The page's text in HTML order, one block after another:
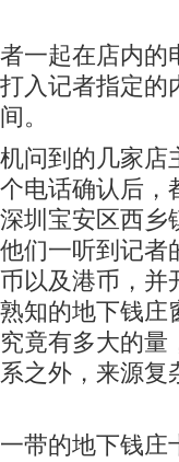
一起在店内的
入记者指定的
。
问到的几家店
电话确认后，
圳宝安区西乡
们一听到记者
以及港币，并
知的地下钱庄
竟有多大的量
之外，来源复
带的地下钱庄